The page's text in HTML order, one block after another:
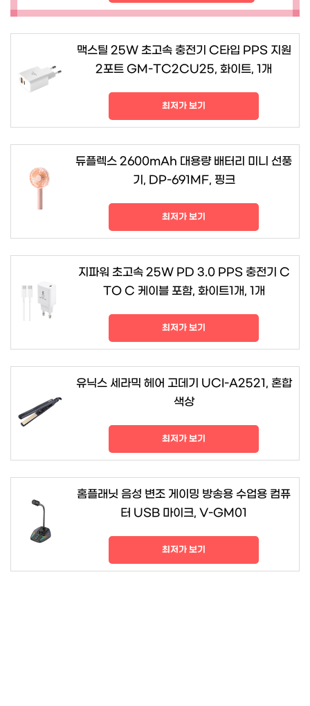
맥스틸 25W 초고속 충전기 C타입 PPS 지원
2포트 GM-TC2CU25, 화이트, 1개
최저가 보기
듀플렉스 2600mAh 대용량 배터리 미니 선풍
기, DP-691MF, 핑크
최저가 보기
지파워 초고속 25W PD 3.0 PPS 충전기 C
TO C 케이블 포함, 화이트1개, 1개
최저가 보기
유닉스 세라믹 헤어 고데기 UCI-A2521, 혼합
색상
최저가 보기
홈플래닛 음성 변조 게이밍 방송용 수업용 컴퓨
터 USB 마이크, V-GM01
최저가 보기